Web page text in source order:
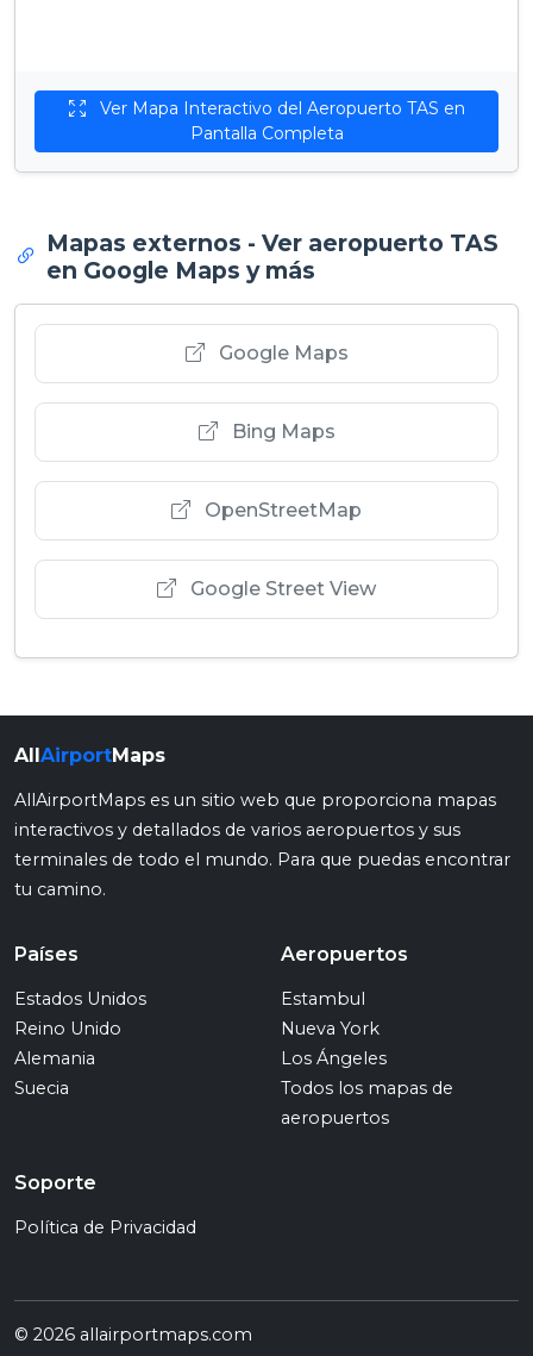
Pantalla Completa
Mapas externos - Ver aeropuerto TAS
en Google Maps y más
Google Maps
Bing Maps
OpenStreetMap
Google Street View
All AirportMaps
AllAirportMaps es un sitio web que proporciona mapas
interactivos y detallados de varios aeropuertos y sus
terminales de todo el mundo. Para que puedas encontrar
tu camino.
Países
Estados Unidos
Reino Unido
Alemania
Suecia
Aeropuertos
Estambul
Nueva York
Los Ángeles
Todos los mapas de
aeropuertos
Soporte
Política de Privacidad
© 2026 allairportmaps.com